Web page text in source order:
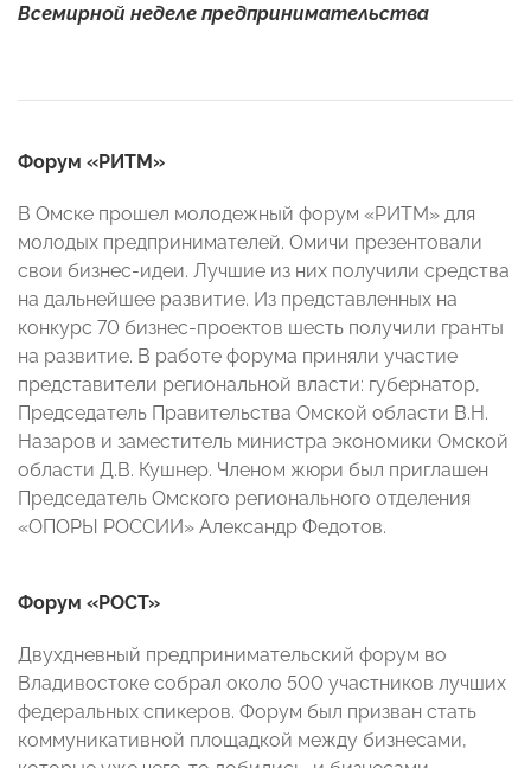
Всемирной неделе предпринимательства
Форум «РИТМ»
В Омске прошел молодежный форум «РИТМ» для
молодых предпринимателей. Омичи презентовали
свои бизнес-идеи. Лучшие из них получили средства
на дальнейшее развитие. Из представленных на
конкурс 70 бизнес-проектов шесть получили гранты
на развитие. В работе форума приняли участие
представители региональной власти: губернатор,
Председатель Правительства Омской области В.Н.
Назаров и заместитель министра экономики Омской
области Д.В. Кушнер. Членом жюри был приглашен
Председатель Омского регионального отделения
«ОПОРЫ РОССИИ» Александр Федотов.
Форум «РОСТ»
Двухдневный предпринимательский форум во
Владивостоке собрал около 500 участников лучших
федеральных спикеров. Форум был призван стать
коммуникативной площадкой между бизнесами,